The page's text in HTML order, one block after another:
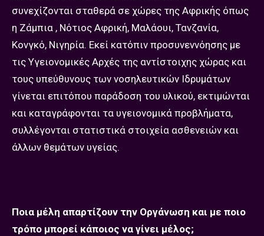
συνεχίζονται σταθερά σε χώρες της Αφρικής όπως
η Ζάμπια , Νότιος Αφρική, Μαλάουι, Τανζανία,
Κονγκό, Νιγηρία. Εκεί κατόπιν προσυνεννόησης με
τις Υγειονομικές Αρχές της αντίστοιχης χώρας και
τους υπεύθυνους των νοσηλευτικών Ιδρυμάτων
γίνεται επιτόπου παράδοση του υλικού, εκτιμώνται
και καταγράφονται τα υγειονομικά προβλήματα,
συλλέγονται στατιστικά στοιχεία ασθενειών και
άλλων θεμάτων υγείας.
Ποια μέλη απαρτίζουν την Οργάνωση και με ποιο
τρόπο μπορεί κάποιος να γίνει μέλος;